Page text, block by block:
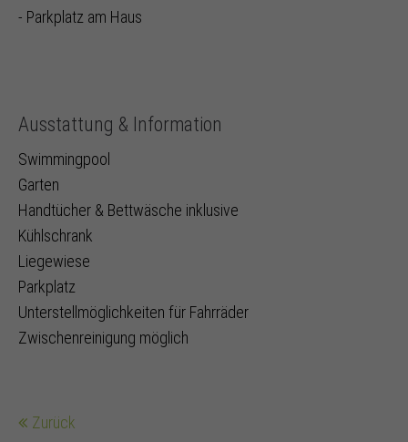
- Parkplatz am Haus
Ausstattung & Information
Swimmingpool
Garten
Handtücher & Bettwäsche inklusive
Kühlschrank
Liegewiese
Parkplatz
Unterstellmöglichkeiten für Fahrräder
Zwischenreinigung möglich
Zurück